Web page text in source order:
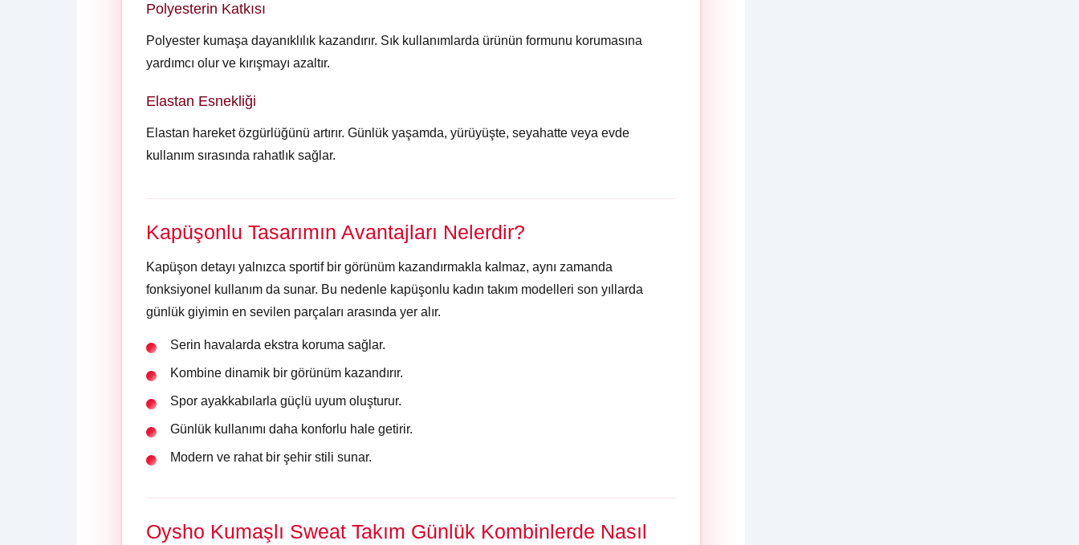
Polyesterin Katkısı
Polyester kumaşa dayanıklılık kazandırır. Sık kullanımlarda ürünün formunu korumasına
yardımcı olur ve kırışmayı azaltır.
Elastan Esnekliği
Elastan hareket özgürlüğünü artırır. Günlük yaşamda, yürüyüşte, seyahatte veya evde
kullanım sırasında rahatlık sağlar.
Kapüşonlu Tasarımın Avantajları Nelerdir?
Kapüşon detayı yalnızca sportif bir görünüm kazandırmakla kalmaz, aynı zamanda
fonksiyonel kullanım da sunar. Bu nedenle kapüşonlu kadın takım modelleri son yıllarda
günlük giyimin en sevilen parçaları arasında yer alır.
Serin havalarda ekstra koruma sağlar.
Kombine dinamik bir görünüm kazandırır.
Spor ayakkabılarla güçlü uyum oluşturur.
Günlük kullanımı daha konforlu hale getirir.
Modern ve rahat bir şehir stili sunar.
Oysho Kumaşlı Sweat Takım Günlük Kombinlerde Nasıl